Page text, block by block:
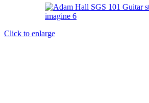
Click to enlarge